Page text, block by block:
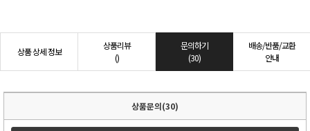
상품 상세 정보
상품리뷰
()
문의하기
(30)
배송/반품/교환
안내
상품문의(30)